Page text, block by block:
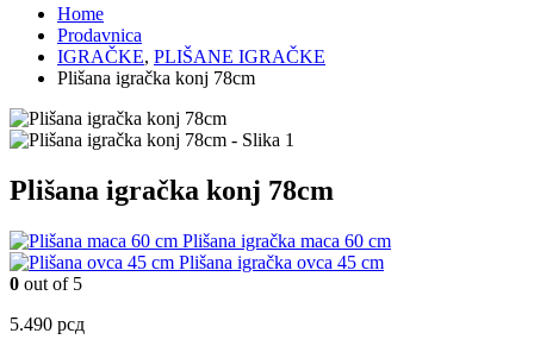
Home
Prodavnica
IGRAČKE, PLIŠANE IGRAČKE
Plišana igračka konj 78cm
Plišana igračka konj 78cm
Plišana igračka maca 60 cm
Plišana igračka ovca 45 cm
0 out of 5
5.490 рсд